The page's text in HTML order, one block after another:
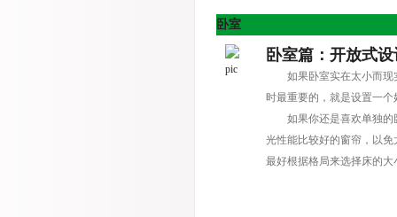
卧室
卧室篇：开放式
如果卧室实在太小而
时最重要的，就是设置一
如果你还是喜欢单独
光性能比较好的窗帘，以
最好根据格局来选择床的